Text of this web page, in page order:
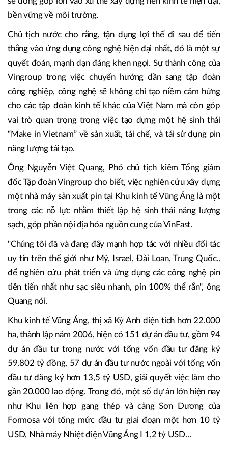
bền vững về môi trường.
Chủ tịch nước cho rằng, tận dụng lợi thế đi sau để tiến
thẳng vào ứng dụng công nghệ hiện đại nhất, đó là một sự
quyết đoán, mạnh dạn đáng khen ngợi. Sự thành công của
Vingroup trong việc chuyển hướng dần sang tập đoàn
công nghiệp, công nghệ sẽ không chỉ tạo niềm cảm hứng
cho các tập đoàn kinh tế khác của Việt Nam mà còn góp
vai trò quan trọng trong việc tạo dựng một hệ sinh thái
“Make in Vietnam” về sản xuất, tái chế, và tái sử dụng pin
năng lượng tái tạo.
Ông Nguyễn Việt Quang, Phó chủ tịch kiêm Tổng giám
đốc Tập đoàn Vingroup cho biết, việc nghiên cứu xây dựng
một nhà máy sản xuất pin tại Khu kinh tế Vũng Áng là một
trong các nỗ lực nhằm thiết lập hệ sinh thái năng lượng
sạch, góp phần nội địa hóa nguồn cung của VinFast.
"Chúng tôi đã và đang đẩy mạnh hợp tác với nhiều đối tác
uy tín trên thế giới như Mỹ, Israel, Đài Loan, Trung Quốc..
để nghiên cứu phát triển và ứng dụng các công nghệ pin
tiên tiến nhất như sạc siêu nhanh, pin 100% thể rắn", ông
Quang nói.
Khu kinh tế Vũng Áng, thị xã Kỳ Anh diện tích hơn 22.000
ha, thành lập năm 2006, hiện có 151 dự án đầu tư, gồm 94
dự án đầu tư trong nước với tổng vốn đầu tư đăng ký
59.802 tỷ đồng, 57 dự án đầu tư nước ngoài với tổng vốn
đầu tư đăng ký hơn 13,5 tỷ USD, giải quyết việc làm cho
gần 20.000 lao động. Trong đó, một số dự án lớn hiện nay
như Khu liên hợp gang thép và cảng Sơn Dương của
Formosa với tổng mức đầu tư giai đoạn một hơn 10 tỷ
USD, Nhà máy Nhiệt điện Vũng Áng I 1,2 tỷ USD...